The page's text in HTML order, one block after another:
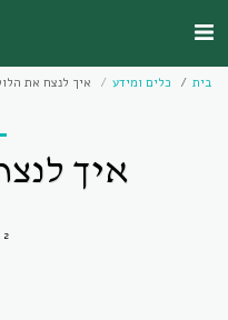
בית כלים ומידע איך לנצח את
איך
2 דקות קריאה